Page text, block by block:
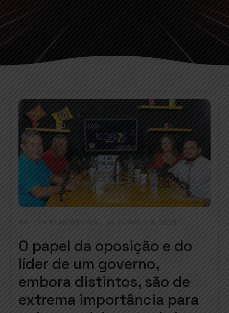
WRITTEN BYANDREYVER LIMA ON MAIO 5, 2023
O papel da oposição e do
líder de um governo,
embora distintos, são de
extrema importância para